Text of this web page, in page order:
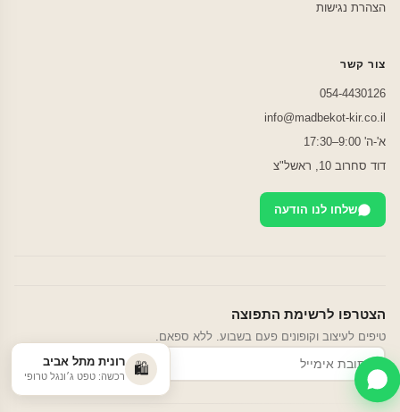
הצהרת נגישות
צור קשר
054-4430126
info@madbekot-kir.co.il
א'-ה' 9:00–17:30
דוד סחרוב 10, ראשל"צ
שלחו לנו הודעה
הצטרפו לרשימת התפוצה
טיפים לעיצוב וקופונים פעם בשבוע. ללא ספאם.
הרשמה 🛍️ רונית מתל אביב
רכשה: טפט ג׳ונגל טרופי